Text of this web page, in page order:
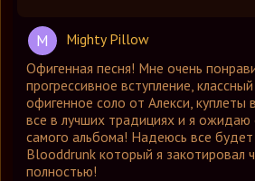
M
Mighty Pillow
Офигенная песня! Мне очень
прогрессивное вступление,
офигенное соло от Алекси, куплеты
все в лучших традициях и я
самого альбома! Надеюсь все
Blooddrunk который я закотировал
полностью!